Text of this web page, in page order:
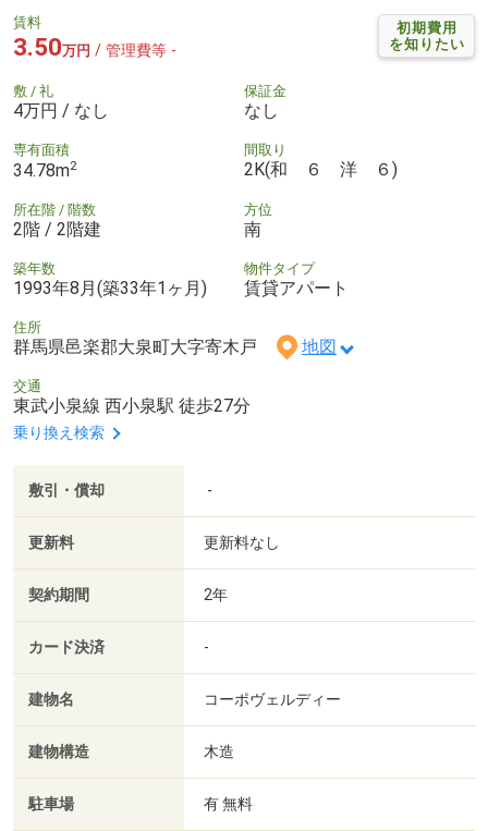
初期費用
を知りたい
賃料
3.50万円 / 管理費等 -
敷 / 礼
4万円 / なし
保証金
なし
専有面積
34.78m2
間取り
2K(和 ６ 洋 ６)
所在階 / 階数
2階 / 2階建
方位
南
築年数
1993年8月(築33年1ヶ月)
物件タイプ
賃貸アパート
住所
群馬県邑楽郡大泉町大字寄木戸 地図
交通
東武小泉線 西小泉駅 徒歩27分
乗り換え検索
敷引・償却 -
更新料 更新料なし
契約期間 2年
カード決済 -
建物名 コーポヴェルディー
建物構造 木造
駐車場 有 無料